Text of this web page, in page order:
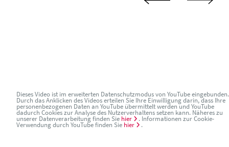
Dieses Video ist im erweiterten Datenschutzmodus von YouTube eingebunden.
Durch das Anklicken des Videos erteilen Sie Ihre Einwilligung darin, dass Ihre
personenbezogenen Daten an YouTube übermittelt werden und YouTube
dadurch Cookies zur Analyse des Nutzerverhaltens setzen kann. Näheres zu
unserer Datenverarbeitung finden Sie hier . Informationen zur Cookie-
Verwendung durch YouTube finden Sie hier .